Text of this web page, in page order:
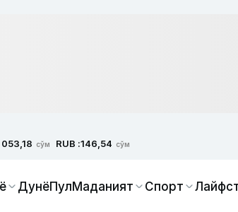
053,18 сўм RUB :146,54 сўм
ДунёПулМаданият Спорт